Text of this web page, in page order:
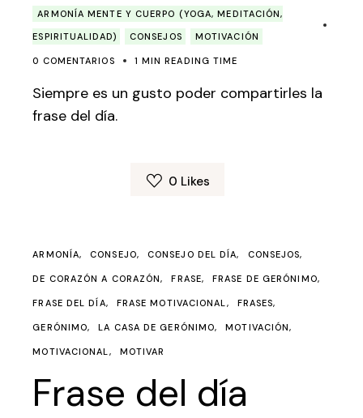
ARMONÍA MENTE Y CUERPO (YOGA, MEDITACIÓN,
ESPIRITUALIDAD)
CONSEJOS MOTIVACIÓN
0 COMENTARIOS 1 MIN READING TIME
Siempre es un gusto poder compartirles la
frase del día.
0 Likes
ARMONÍA CONSEJO CONSEJO DEL DÍA CONSEJOS
DE CORAZÓN A CORAZÓN FRASE FRASE DE GERÓNIMO
FRASE DEL DÍA FRASE MOTIVACIONAL FRASES
GERÓNIMO LA CASA DE GERÓNIMO MOTIVACIÓN
MOTIVACIONAL MOTIVAR
Frase del día